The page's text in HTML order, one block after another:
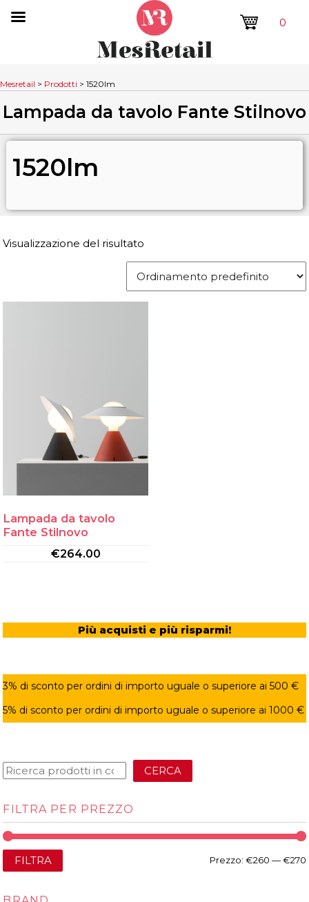
0
Mesretail > Prodotti > 1520lm
Lampada da tavolo Fante Stilnovo
1520lm
Visualizzazione del risultato
Lampada da tavolo
Fante Stilnovo
€264.00
Più acquisti e più risparmi!
3% di sconto per ordini di importo uguale o superiore ai 500 €
5% di sconto per ordini di importo uguale o superiore ai 1000 €
CERCA
FILTRA PER PREZZO
FILTRA Prezzo: €260 —€270